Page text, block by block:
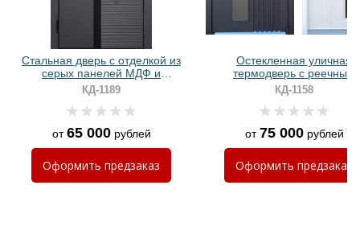
Хочу такую
Хочу такую
Стальная дверь с отделкой из
серых панелей МДФ и
биометрическим замком
КД-1189
от65 000рублей
Оформить предзаказ
Остекленная уличная
термодверь с реечным
оформлением и
окрашиванием
КД-1158
от75 000рублей
Оформить предзаказ